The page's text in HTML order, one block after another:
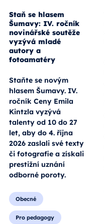
Staň se hlasem
Šumavy: IV. ročník
novinářské soutěže
vyzývá mladé
autory a
fotoamatéry
Staňte se novým
hlasem Šumavy. IV.
ročník Ceny Emila
Kintzla vyzývá
talenty od 10 do 27
let, aby do 4. října
2026 zaslali své texty
či fotografie a získali
prestižní uznání
odborné poroty.
Obecné
Pro pedagogy